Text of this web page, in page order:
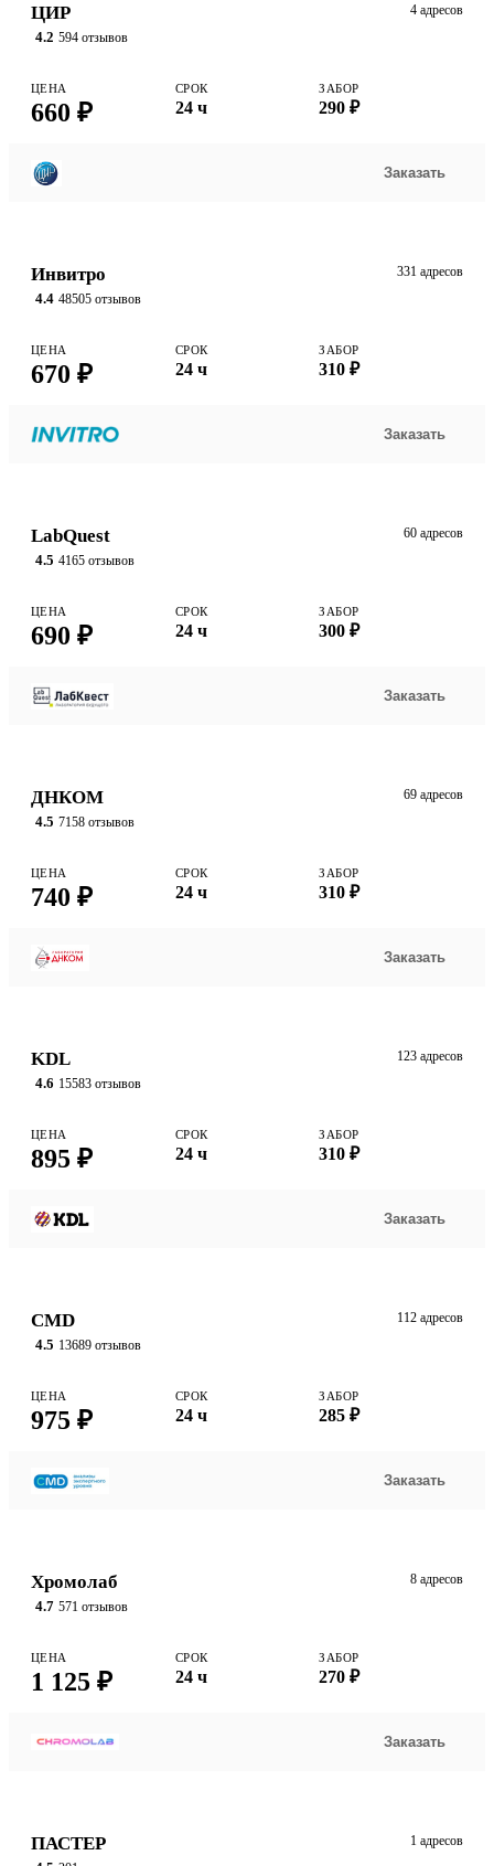
ЦИР
4.2 594 отзывов
4 адресов
ЦЕНА
660 ₽
СРОК
24 ч
ЗАБОР
290 ₽
Заказать
Инвитро
4.4 48505 отзывов
331 адресов
ЦЕНА
670 ₽
СРОК
24 ч
ЗАБОР
310 ₽
Заказать
LabQuest
4.5 4165 отзывов
60 адресов
ЦЕНА
690 ₽
СРОК
24 ч
ЗАБОР
300 ₽
Заказать
ДНКОМ
4.5 7158 отзывов
69 адресов
ЦЕНА
740 ₽
СРОК
24 ч
ЗАБОР
310 ₽
Заказать
KDL
4.6 15583 отзывов
123 адресов
ЦЕНА
895 ₽
СРОК
24 ч
ЗАБОР
310 ₽
Заказать
CMD
4.5 13689 отзывов
112 адресов
ЦЕНА
975 ₽
СРОК
24 ч
ЗАБОР
285 ₽
Заказать
Хромолаб
4.7 571 отзывов
8 адресов
ЦЕНА
1 125 ₽
СРОК
24 ч
ЗАБОР
270 ₽
Заказать
ПАСТЕР 1 адресов